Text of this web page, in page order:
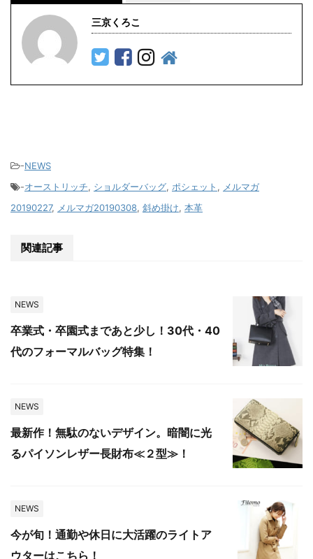
三京くろこ
-NEWS
-オーストリッチ, ショルダーバッグ, ポシェット , メルマガ
20190227, メルマガ20190308, 斜め掛け, 本革
関連記事
NEWS
卒業式・卒園式まであと少し！30代・40
代のフォーマルバッグ特集！
NEWS
最新作！無駄のないデザイン。暗闇に光
るパイソンレザー長財布≪２型≫！
NEWS
今が旬！通勤や休日に大活躍のライトア
ウターはこちら！